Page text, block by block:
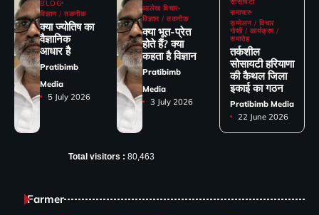
BLOG
विज्ञान / तकनीक
क्या ज्योतिष का
वैज्ञानिक
आधार है
Pratibimb
Media
5 July 2026
आलेख विचार
विज्ञान / तकनीक
क्या भूत-प्रेत
होते हैं? क्या
कहता है विज्ञान
Pratibimb
Media
3 July 2026
समाचार
सम्मेलन / विचार
गोष्ठी / कार्यक्रम /
समारोह
तर्कशील
सोसायटी हरियाणा
की कैथल जिला
इकाई का गठन
Pratibimb Media
22 June 2026
Total visitors : 80,463
Farmer